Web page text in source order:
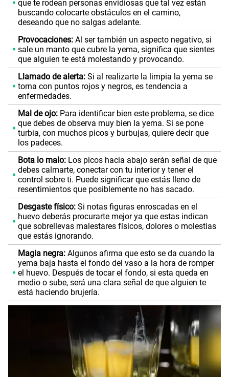
que te rodean personas envidiosas que tal vez están
buscando colocarte obstáculos en el camino,
deseando que no salgas adelante.
Provocaciones: Al ser también un aspecto negativo, si
sale un manto que cubre la yema, significa que sientes
que alguien te está molestando y provocando.
Llamado de alerta:Si al realizarte la limpia la yema se
torna con puntos rojos y negros, es tendencia a
enfermedades.
Mal de ojo:Para identificar bien este problema, se dice
que debes de observa muy bien la yema. Si se pone
turbia, con muchos picos y burbujas, quiere decir que
los padeces.
Bota lo malo:Los picos hacia abajo serán señal de que
debes calmarte, conectar con tu interior y tener el
control sobre ti. Puede significar que estás lleno de
resentimientos que posiblemente no has sacado.
Desgaste físico:Si notas figuras enroscadas en el
huevo deberás procurarte mejor ya que estas indican
que sobrellevas malestares físicos, dolores o molestias
que estás ignorando.
Magia negra:Algunos afirma que esto se da cuando la
yema baja hasta el fondo del vaso a la hora de romper
el huevo. Después de tocar el fondo, si esta queda en
medio o sube, será una clara señal de que alguien te
está haciendo brujería.